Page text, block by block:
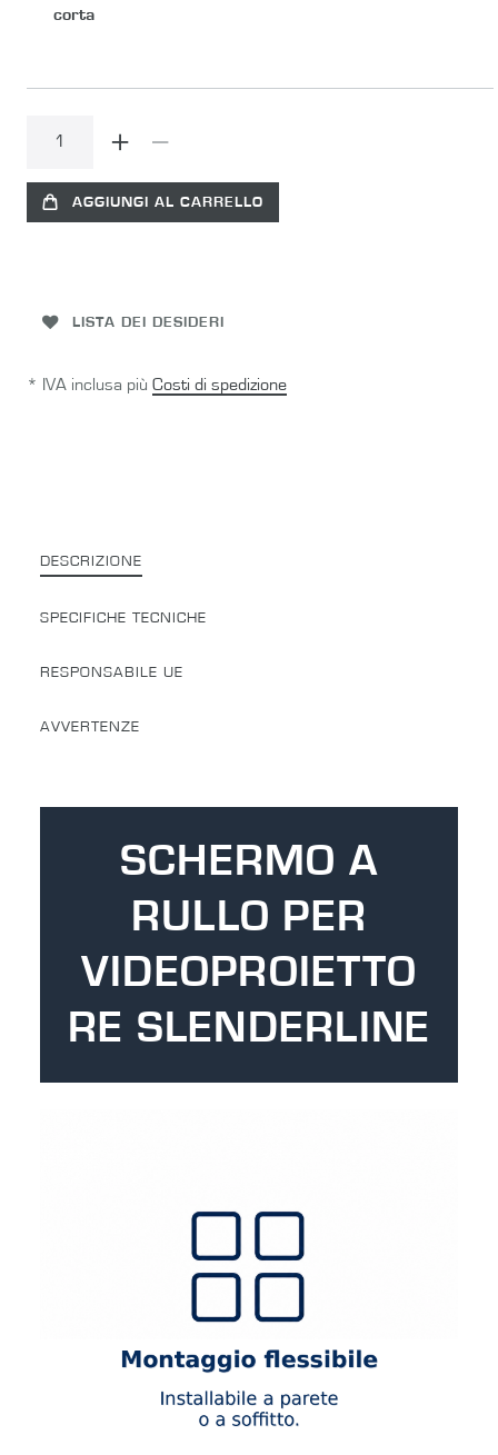
corta
AGGIUNGI AL CARRELLO
LISTA DEI DESIDERI
* IVA inclusa più Costi di spedizione
DESCRIZIONE
SPECIFICHE TECNICHE
RESPONSABILE UE
AVVERTENZE
SCHERMO A
RULLO PER
VIDEOPROIETTO
RE SLENDERLINE